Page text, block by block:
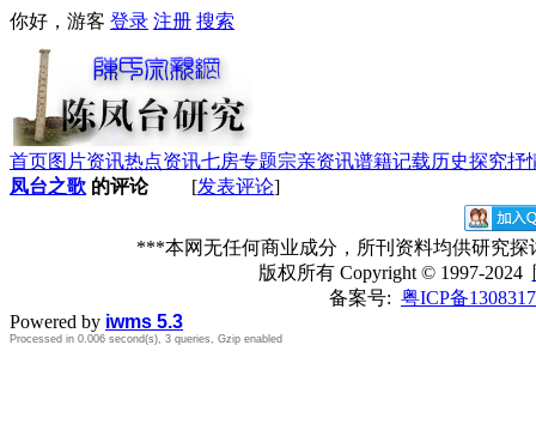
你好，游客 登录 注册 搜索
首页图片资讯热点资讯七房专题宗亲资讯谱籍记载历史探究抒
凤台之歌 的评论[发表评论]
***本网无任何商业成分，所刊资料均供研究
版权所有 Copyright © 1997-2024
备案号: 粤ICP备
Powered by iwms 5.3
Processed in 0.006 second(s), 3 queries, Gzip enabled